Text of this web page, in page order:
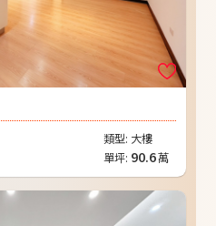
類型: 大樓
單坪: 90.6萬